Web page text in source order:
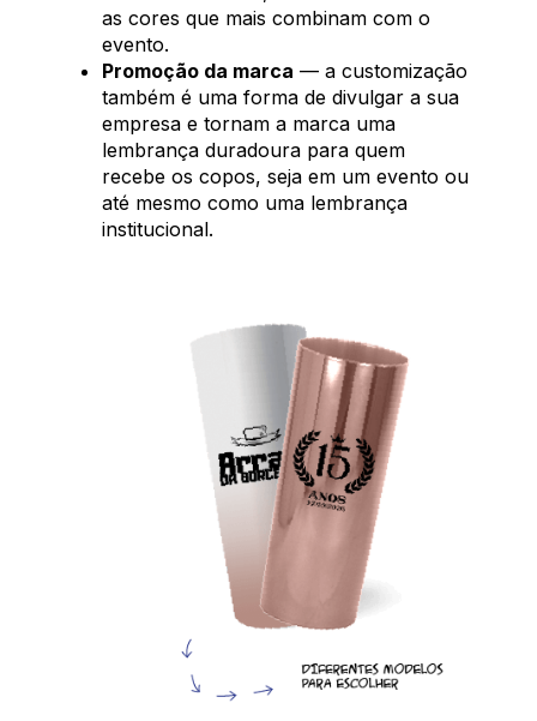
as cores que mais combinam com o
evento.
Promoção da marca — a customização
também é uma forma de divulgar a sua
empresa e tornam a marca uma
lembrança duradoura para quem
recebe os copos, seja em um evento ou
até mesmo como uma lembrança
institucional.